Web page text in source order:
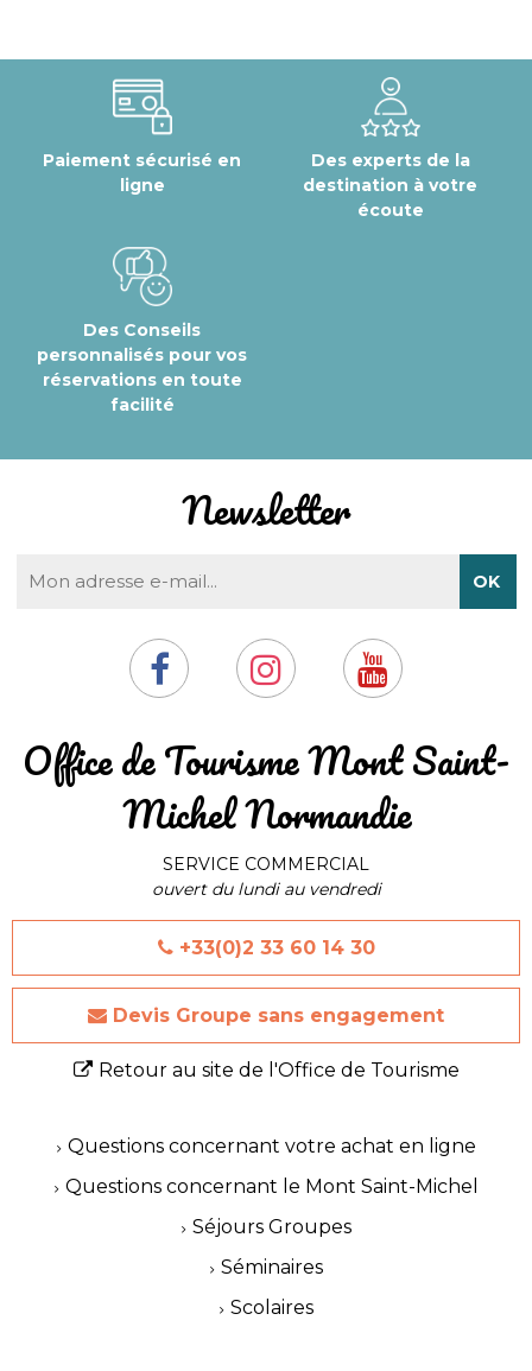
Paiement sécurisé en
ligne
Des experts de la
destination à votre
écoute
Des Conseils
personnalisés pour vos
réservations en toute
facilité
​Office de Tourisme Mont Saint-
Michel Normandie
SERVICE COMMERCIAL
ouvert du lundi au vendredi
+33(0)2 33 60 14 30
Devis Groupe sans engagement
Retour au site de l'Office de Tourisme
Newsletter
Questions concernant votre achat en ligne
Questions concernant le Mont Saint-Michel
Séjours Groupes
Séminaires
Scolaires